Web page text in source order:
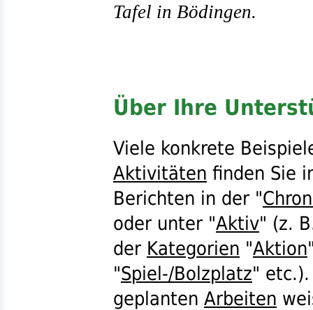
Tafel in Bödingen.
Über Ihre
Viele konkrete
Aktivitäten finden Sie
Berichten in der "
oder unter "Aktiv" (z.
der Kategorien "Aktion
"Spiel-/Bolzplatz" etc.
geplanten Arbeiten